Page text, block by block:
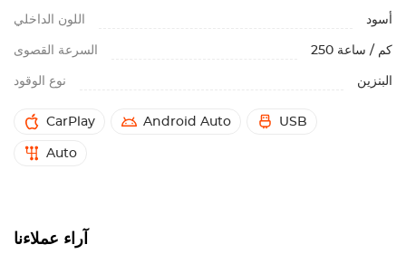
اللون الداخلي أسود
السرعة القصوى 250 كم / ساعة
نوع الوقود البنزين
CarPlay Android Auto USB
Auto
آراء عملاءنا